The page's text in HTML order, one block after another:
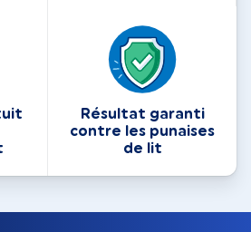
Résultat garanti
contre les punaises
de lit